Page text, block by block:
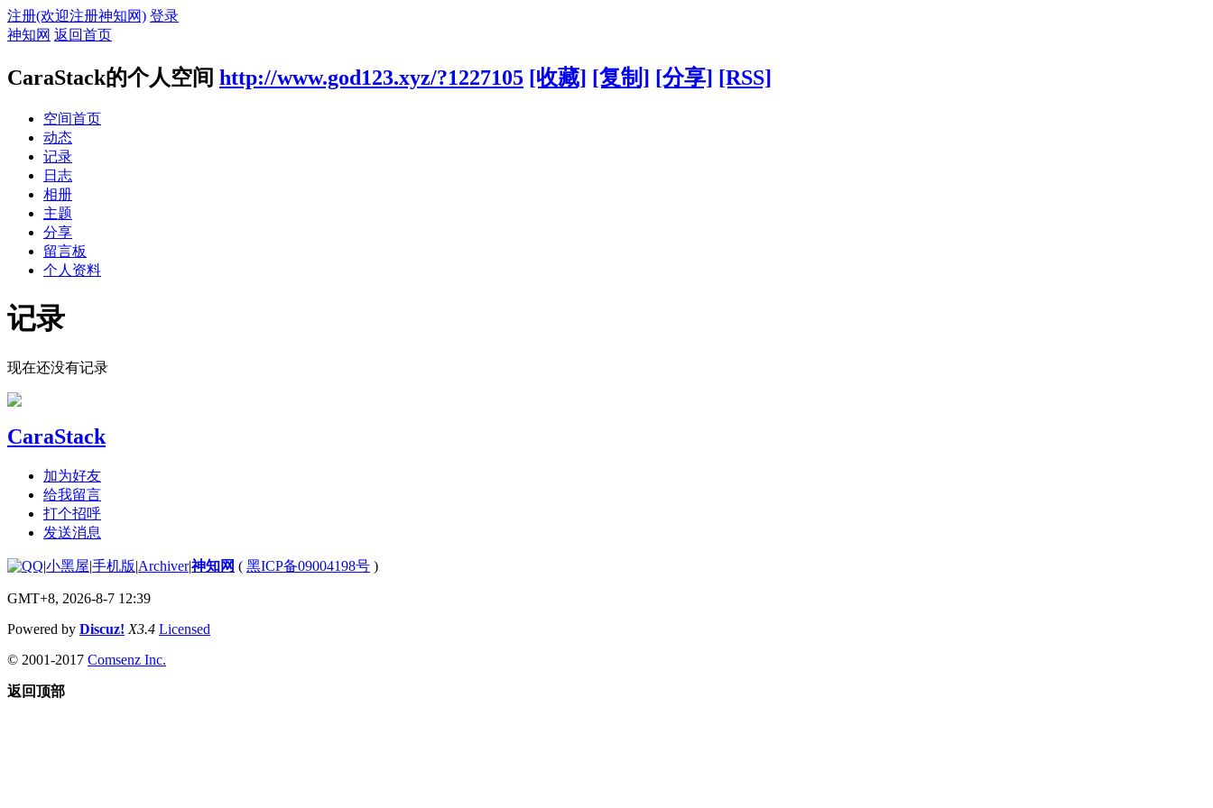
注册(欢迎注册神知网) 登录
神知网 返回首页
CaraStack的个人空间 http://www.god123.xyz/?1227105 [收藏] [复制] [分享] [RSS]
空间首页
动态
记录
日志
相册
主题
分享
留言板
个人资料
记录
现在还没有记录
CaraStack
加为好友
给我留言
打个招呼
发送消息
|小黑屋|手机版|Archiver|神知网 ( 黑ICP备09004198号 )
GMT+8, 2026-8-7 12:39
Powered by Discuz! X3.4 Licensed
© 2001-2017 Comsenz Inc.
返回顶部